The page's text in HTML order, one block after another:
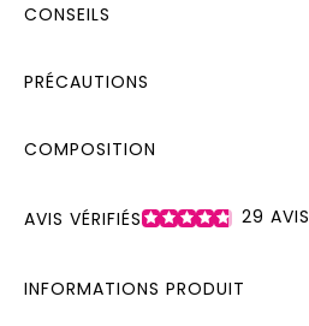
CONSEILS
PRÉCAUTIONS
COMPOSITION
AVIS VÉRIFIÉS 29 AVIS
INFORMATIONS PRODUIT